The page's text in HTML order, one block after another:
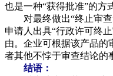
也是一种“获得批准”的方
对最终做出“终止审查
申请人出具“行政许可终
由。企业可根据该产品的
者其他不悖于审查结论的
结语：